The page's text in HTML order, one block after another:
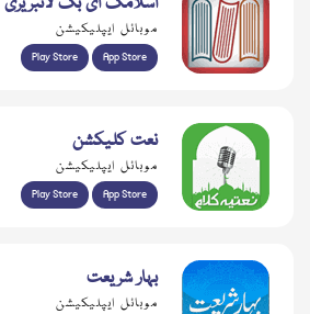
موبائل ایپلیکیشن
Play Store App Store
نعت کلیکشن
موبائل ایپلیکیشن
Play Store App Store
بہار شریعت
موبائل ایپلیکیشن